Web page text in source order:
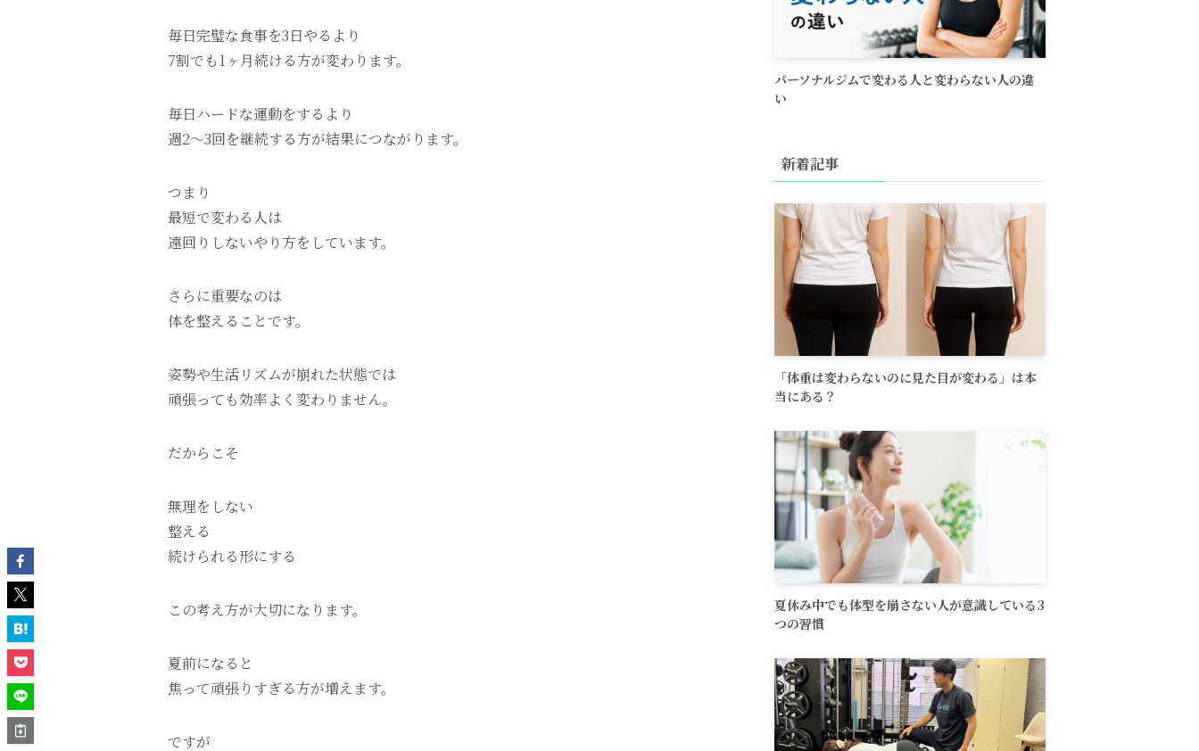
毎日完璧な食事を3日やるより
7割でも1ヶ月続ける方が変わります。
毎日ハードな運動をするより
週2〜3回を継続する方が結果につながります。
つまり
最短で変わる人は
遠回りしないやり方をしています。
さらに重要なのは
体を整えることです。
姿勢や生活リズムが崩れた状態では
頑張っても効率よく変わりません。
だからこそ
無理をしない
整える
続けられる形にする
この考え方が大切になります。
夏前になると
焦って頑張りすぎる方が増えます。
ですが
パーソナルジムで変わる人と変わらない人の違
い
新着記事
「体重は変わらないのに見た目が変わる」は本
当にある？
夏休み中でも体型を崩さない人が意識している3
つの習慣